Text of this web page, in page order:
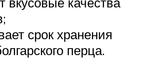
срок хранения
перца.